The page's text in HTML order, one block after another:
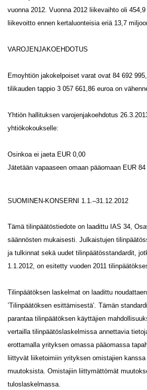
vuonna 2012. Vuonna 2012 liikevaihto oli
liikevoitto ennen kertaluonteisia eriä 13,7
VAROJENJAKOEHDOTUS
Emoyhtiön jakokelpoiset varat ovat 84 692
tilikauden tappio 3 057 661,86 euroa on
Yhtiön hallituksen varojenjakoehdotus
yhtiökokoukselle:
Osinkoa ei jaeta EUR 0,00
Jätetään vapaaseen omaan pääomaan EUR
SUOMINEN-KONSERNI 1.1.–31.12.2012
Tämä tilinpäätöstiedote on laadittu IAS 34,
säännösten mukaisesti. Julkaistujen
ja tulkinnat sekä uudet tilinpäätösstandardit,
1.1.2012, on esitetty vuoden 2011
Tilinpäätöksen laskelmat on laadittu
’Tilinpäätöksen esittämisestä’. Tämän
parantaa tilinpäätöksen käyttäjien
vertailla tilinpäätöslaskelmissa annettavia
erottamalla yrityksen omassa pääomassa
liittyvät liiketoimiin yrityksen omistajien
muutoksista. Omistajiin liittymättömät
tuloslaskelmassa.